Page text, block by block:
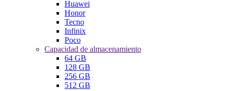
Huawei
Honor
Tecno
Infinix
Poco
Capacidad de almacenamiento
64 GB
128 GB
256 GB
512 GB